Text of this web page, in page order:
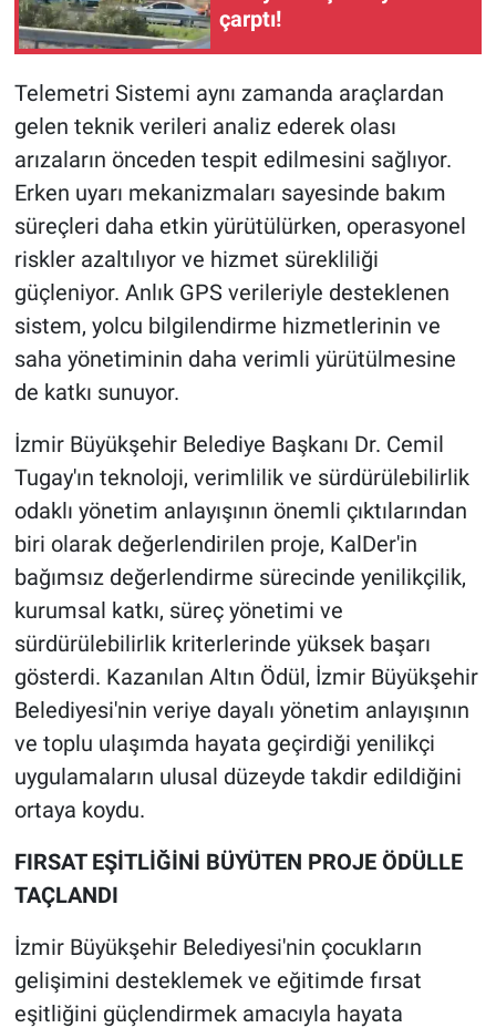
çarptı!
Telemetri Sistemi aynı zamanda araçlardan
gelen teknik verileri analiz ederek olası
arızaların önceden tespit edilmesini sağlıyor.
Erken uyarı mekanizmaları sayesinde bakım
süreçleri daha etkin yürütülürken, operasyonel
riskler azaltılıyor ve hizmet sürekliliği
güçleniyor. Anlık GPS verileriyle desteklenen
sistem, yolcu bilgilendirme hizmetlerinin ve
saha yönetiminin daha verimli yürütülmesine
de katkı sunuyor.
İzmir Büyükşehir Belediye Başkanı Dr. Cemil
Tugay'ın teknoloji, verimlilik ve sürdürülebilirlik
odaklı yönetim anlayışının önemli çıktılarından
biri olarak değerlendirilen proje, KalDer'in
bağımsız değerlendirme sürecinde yenilikçilik,
kurumsal katkı, süreç yönetimi ve
sürdürülebilirlik kriterlerinde yüksek başarı
gösterdi. Kazanılan Altın Ödül, İzmir Büyükşehir
Belediyesi'nin veriye dayalı yönetim anlayışının
ve toplu ulaşımda hayata geçirdiği yenilikçi
uygulamaların ulusal düzeyde takdir edildiğini
ortaya koydu.
FIRSAT EŞİTLİĞİNİ BÜYÜTEN PROJE ÖDÜLLE
TAÇLANDI
İzmir Büyükşehir Belediyesi'nin çocukların
gelişimini desteklemek ve eğitimde fırsat
eşitliğini güçlendirmek amacıyla hayata